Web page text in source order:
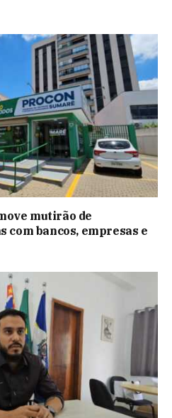
mutirão de
com bancos, empresas e